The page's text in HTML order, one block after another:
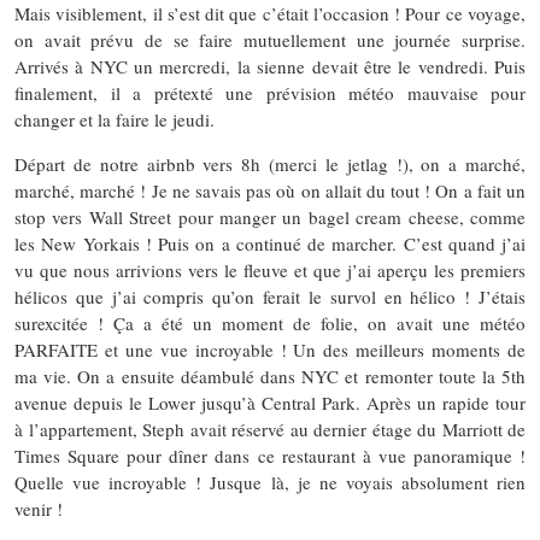
Mais visiblement, il s’est dit que c’était l’occasion ! Pour ce voyage,
on avait prévu de se faire mutuellement une journée surprise.
Arrivés à NYC un mercredi, la sienne devait être le vendredi. Puis
finalement, il a prétexté une prévision météo mauvaise pour
changer et la faire le jeudi.
Départ de notre airbnb vers 8h (merci le jetlag !), on a marché,
marché, marché ! Je ne savais pas où on allait du tout ! On a fait un
stop vers Wall Street pour manger un bagel cream cheese, comme
les New Yorkais ! Puis on a continué de marcher. C’est quand j’ai
vu que nous arrivions vers le fleuve et que j’ai aperçu les premiers
hélicos que j’ai compris qu’on ferait le survol en hélico ! J’étais
surexcitée ! Ça a été un moment de folie, on avait une météo
PARFAITE et une vue incroyable ! Un des meilleurs moments de
ma vie. On a ensuite déambulé dans NYC et remonter toute la 5th
avenue depuis le Lower jusqu’à Central Park. Après un rapide tour
à l’appartement, Steph avait réservé au dernier étage du Marriott de
Times Square pour dîner dans ce restaurant à vue panoramique !
Quelle vue incroyable ! Jusque là, je ne voyais absolument rien
venir !